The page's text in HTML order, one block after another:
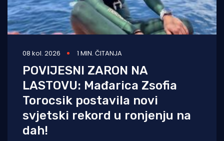
08 kol. 2026 1 MIN. ČITANJA
POVIJESNI ZARON NA
LASTOVU: Mađarica Zsofia
Torocsik postavila novi
svjetski rekord u ronjenju na
dah!